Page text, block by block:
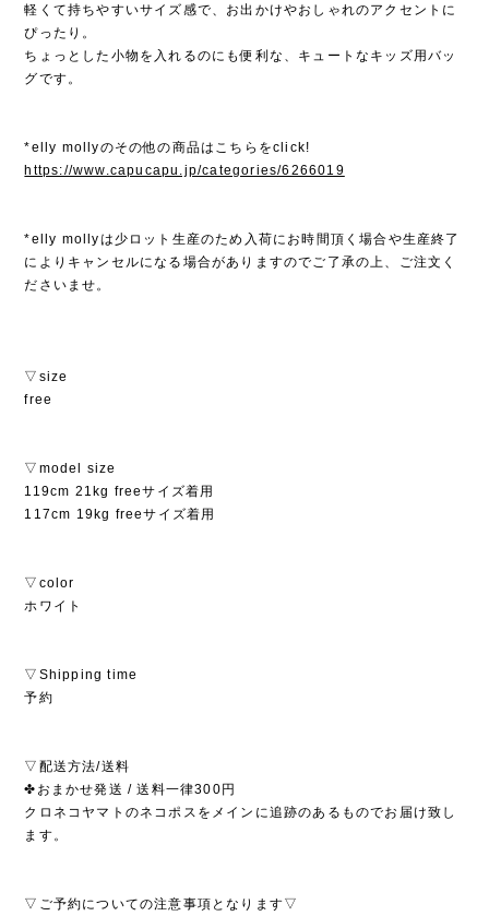
軽くて持ちやすいサイズ感で、お出かけやおしゃれのアクセントに
ぴったり。
ちょっとした小物を入れるのにも便利な、キュートなキッズ用バッ
グです。
*elly mollyのその他の商品はこちらをclick!
https://www.capucapu.jp/categories/6266019
*elly mollyは少ロット生産のため入荷にお時間頂く場合や生産終了
によりキャンセルになる場合がありますのでご了承の上、ご注文く
ださいませ。
▽size
free
▽model size
119cm 21kg freeサイズ着用
117cm 19kg freeサイズ着用
▽color
ホワイト
▽Shipping time
予約
▽配送方法/送料
✤おまかせ発送 / 送料一律300円
クロネコヤマトのネコポスをメインに追跡のあるものでお届け致し
ます。
▽ご予約についての注意事項となります▽